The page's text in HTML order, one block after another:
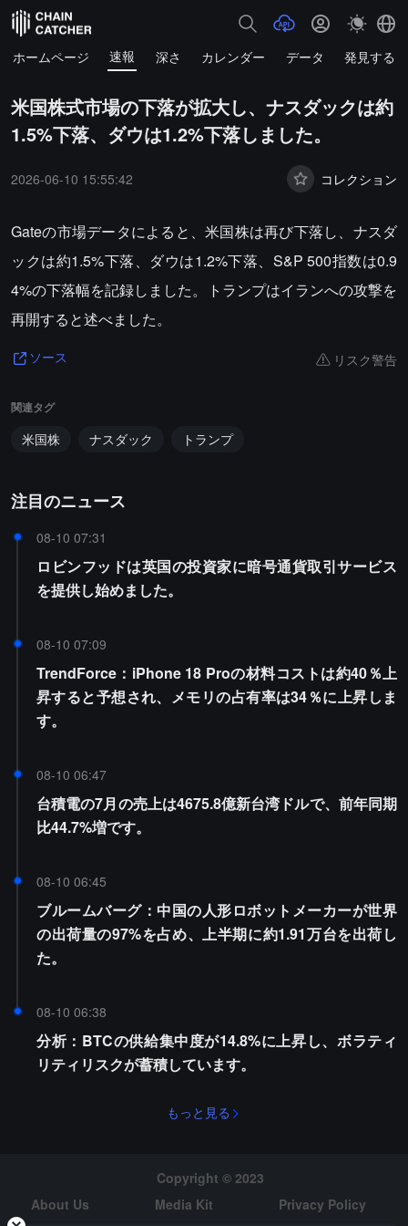
ホームページ 速報 深さ カレンダー データ 発見する
米国株式市場の下落が拡大し、ナスダックは約
1.5%下落、ダウは1.2%下落しました。
2026-06-10 15:55:42 コレクション
Gateの市場データによると、米国株は再び下落し、ナスダ
ックは約1.5%下落、ダウは1.2%下落、S&P 500指数は0.9
4%の下落幅を記録しました。トランプはイランへの攻撃を
再開すると述べました。
ソース リスク警告
関連タグ
米国株 ナスダック トランプ
注目のニュース
08-10 07:31
ロビンフッドは英国の投資家に暗号通貨取引サービス
を提供し始めました。
08-10 07:09
TrendForce：iPhone 18 Proの材料コストは約40％上
昇すると予想され、メモリの占有率は34％に上昇しま
す。
08-10 06:47
台積電の7月の売上は4675.8億新台湾ドルで、前年同期
比44.7%増です。
08-10 06:45
ブルームバーグ：中国の人形ロボットメーカーが世界
の出荷量の97%を占め、上半期に約1.91万台を出荷し
た。
08-10 06:38
分析：BTCの供給集中度が14.8%に上昇し、ボラティ
リティリスクが蓄積しています。
もっと見る
Copyright © 2023
About Us
Media Kit
Privacy Policy